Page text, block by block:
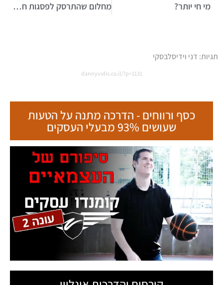
מי חי יותר? מחלום שהתרסק לפסגות חדשות
תגיות: דני וידיסלבסקי
dannyvidis.co.il/?p=1131
כסף ורווחים - הדרכה מתנה על הטעות
שעושים 93% מבעלי העסקים